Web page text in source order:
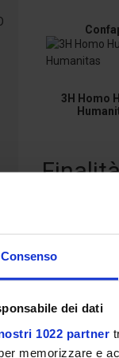
Consenso
dei dati
1022 partner
memorizzare e
3H Homo
A questo fine
mutevole dei
Un secondo
l’acquisizione